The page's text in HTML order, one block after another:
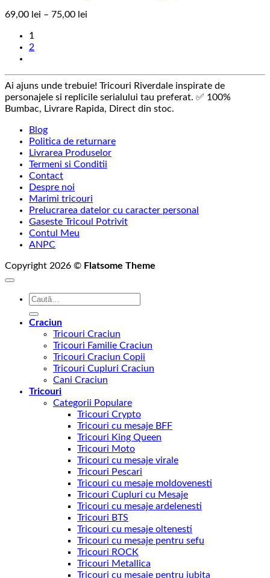
69,00 lei – 75,00 lei
75,00 lei
1
2
Ai ajuns unde trebuie! Tricouri Riverdale inspirate de
personajele si replicile serialului tau preferat. ✅ 100%
Bumbac, Livrare Rapida, Direct din stoc.
Blog
Politica de returnare
Livrarea Produselor
Termeni si Conditii
Contact
Despre noi
Marimi tricouri
Prelucrarea datelor cu caracter personal
Gaseste Tricoul Potrivit
Contul Meu
ANPC
Copyright 2026 © Flatsome Theme
Caută
Craciun
Tricouri Craciun
Tricouri Familie Craciun
Tricouri Craciun Copii
Tricouri Cupluri Craciun
Cani Craciun
Tricouri
Categorii Populare
Tricouri Crypto
Tricouri cu mesaje BFF
Tricouri King Queen
Tricouri Moto
Tricouri cu mesaje virale
Tricouri Pescari
Tricouri cu mesaje moldovenesti
Tricouri Cupluri cu Mesaje
Tricouri cu mesaje ardelenesti
Tricouri BTS
Tricouri cu mesaje oltenesti
Tricouri cu mesaje pentru sefu
Tricouri ROCK
Tricouri Metallica
Tricouri cu mesaje pentru iubita